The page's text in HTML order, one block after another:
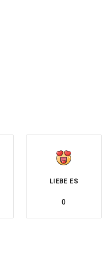
LIEBE ES
0